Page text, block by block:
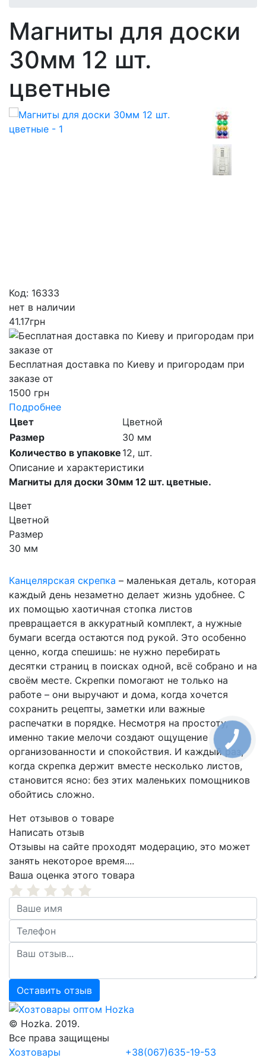
Магниты для доски
30мм 12 шт.
цветные
Код: 16333
нет в наличии
41.17грн
Бесплатная доставка по Киеву и пригородам при
заказе от
1500 грн
Подробнее
Цвет
Цветной
Размер
30 мм
Количество в упаковке 12, шт.
Описание и характеристики
Магниты для доски 30мм 12 шт. цветные.
Цвет
Цветной
Размер
30 мм
Канцелярская скрепка – маленькая деталь, которая
каждый день незаметно делает жизнь удобнее. С
их помощью хаотичная стопка листов
превращается в аккуратный комплект, а нужные
бумаги всегда остаются под рукой. Это особенно
ценно, когда спешишь: не нужно перебирать
десятки страниц в поисках одной, всё собрано и на
своём месте. Скрепки помогают не только на
работе – они выручают и дома, когда хочется
сохранить рецепты, заметки или важные
распечатки в порядке. Несмотря на простоту,
именно такие мелочи создают ощущение
организованности и спокойствия. И каждый раз,
когда скрепка держит вместе несколько листов,
становится ясно: без этих маленьких помощников
обойтись сложно.
Нет отзывов о товаре
Написать отзыв
Отзывы на сайте проходят модерацию, это может
занять некоторое время....
Ваша оценка этого товара
Оставить отзыв
© Hozka. 2019.
Все права защищены
Хозтовары
+38(067)635-19-53